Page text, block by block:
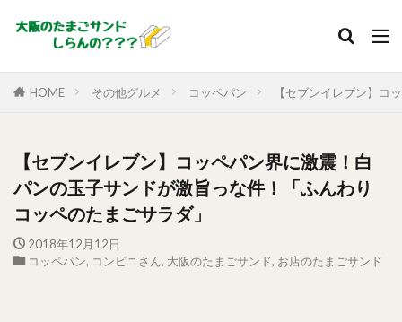
HOME その他グルメ コッペパン 【セブンイレブン】コ
【セブンイレブン】コッペパン界に激震！白
パンの玉子サンドが激旨っな件！「ふんわり
コッペのたまごサラダ」
2018年12月12日
コッペパン, コンビニさん, 大阪のたまごサンド, お店のたまごサンド